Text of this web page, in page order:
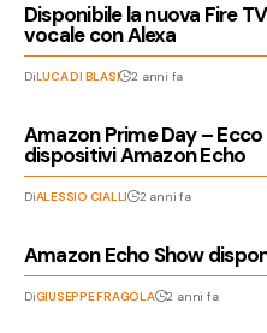
Disponibile la nuova Fire
vocale con Alexa
DiLUCA DI BLASI 2 anni fa
Amazon Prime Day –
dispositivi Amazon Echo
DiALESSIO CIALLI 2 anni fa
Amazon Echo Show
DiGIUSEPPE FRAGOLA 2 anni fa